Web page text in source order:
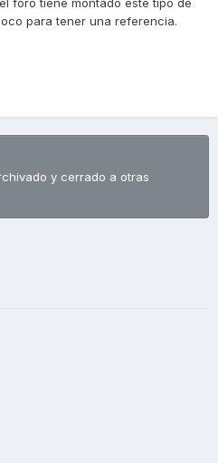
foro tiene montado este tipo de
para tener una referencia.
y cerrado a otras